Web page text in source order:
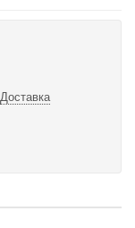
Доставка